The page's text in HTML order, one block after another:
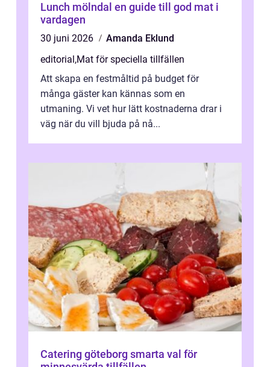
Lunch mölndal en guide till god mat i
vardagen
30 juni 2026
Amanda Eklund
editorial ,Mat för speciella tillfällen
Att skapa en festmåltid på budget för
många gäster kan kännas som en
utmaning. Vi vet hur lätt kostnaderna drar i
väg när du vill bjuda på nå...
Catering göteborg smarta val för